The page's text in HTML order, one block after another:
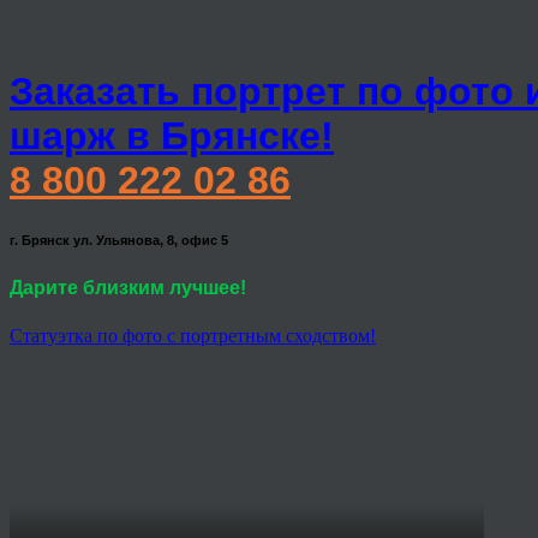
Заказать портрет по фото
шарж в Брянске!
8 800 222 02 86
г. Брянск ул. Ульянова, 8, офис 5
Дарите близким лучшее!
Статуэтка по фото с портретным сходством!